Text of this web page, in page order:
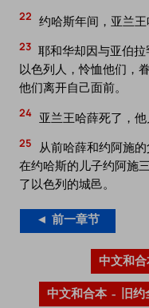
22 约哈斯年间，亚兰王
23 耶和华却因与亚伯
以色列人，怜恤他们，
他们离开自己面前。
24 亚兰王哈薛死了，他
25
从前哈薛和约阿施
在约哈斯的儿子约阿施
了以色列的城邑。
◄ 前一章节
中文和合
中文和合本 – 旧约